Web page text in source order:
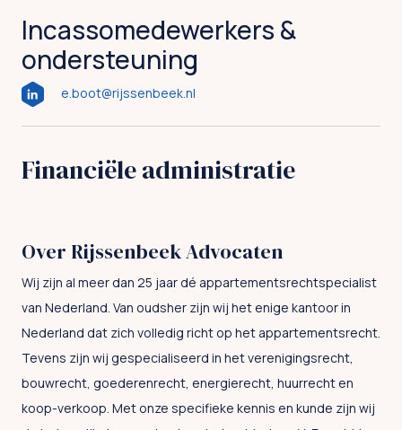
Incassomedewerkers &
ondersteuning
e.boot@rijssenbeek.nl
Financiële administratie
Over Rijssenbeek Advocaten
Wij zijn al meer dan 25 jaar dé appartementsrechtspecialist
van Nederland. Van oudsher zijn wij het enige kantoor in
Nederland dat zich volledig richt op het appartementsrecht.
Tevens zijn wij gespecialiseerd in het verenigingsrecht,
bouwrecht, goederenrecht, energierecht, huurrecht en
koop-verkoop. Met onze specifieke kennis en kunde zijn wij